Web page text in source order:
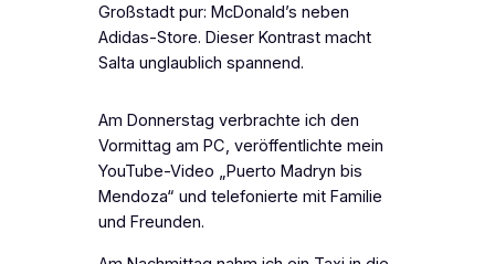
Großstadt pur: McDonald’s neben
Adidas-Store. Dieser Kontrast macht
Salta unglaublich spannend.
Am Donnerstag verbrachte ich den
Vormittag am PC, veröffentlichte mein
YouTube-Video „Puerto Madryn bis
Mendoza“ und telefonierte mit Familie
und Freunden.